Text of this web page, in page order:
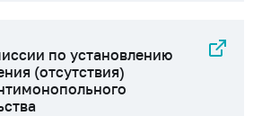
по установлению
(отсутствия)